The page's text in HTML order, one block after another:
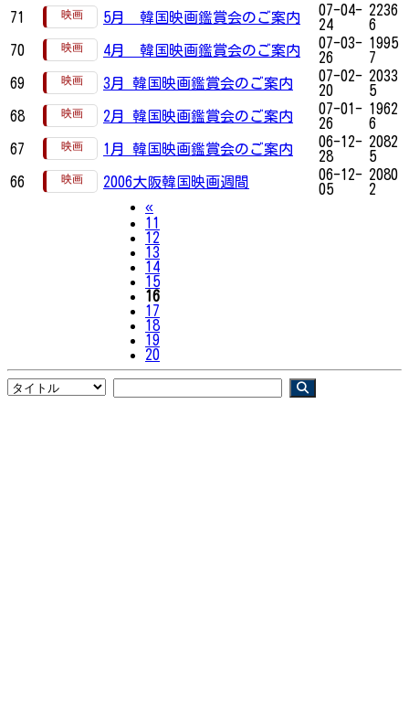
71
5月 韓国映画鑑賞会のご案内
07-04-
24
2236
6
70
4月 韓国映画鑑賞会のご案内
07-03-
26
1995
7
69
3月 韓国映画鑑賞会のご案内
07-02-
20
2033
5
68
2月 韓国映画鑑賞会のご案内
07-01-
26
1962
6
67
1月 韓国映画鑑賞会のご案内
06-12-
28
2082
5
66
2006大阪韓国映画週間
06-12-
05
2080
2
«Previous
11
12
13
14
15
16
17
18
19
20